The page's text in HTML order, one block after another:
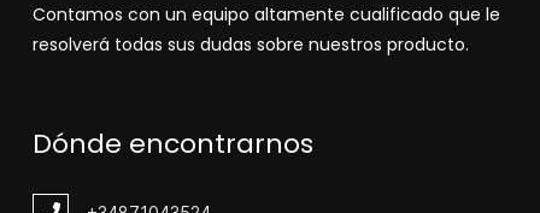
Contamos con un equipo altamente cualificado que le
resolverá todas sus dudas sobre nuestros producto.
Dónde encontrarnos